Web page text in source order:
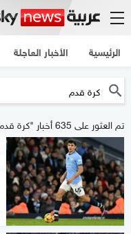
الرئيسية الأخبار العاجلة
تم العثور على 635 أخبار "كرة قدم"